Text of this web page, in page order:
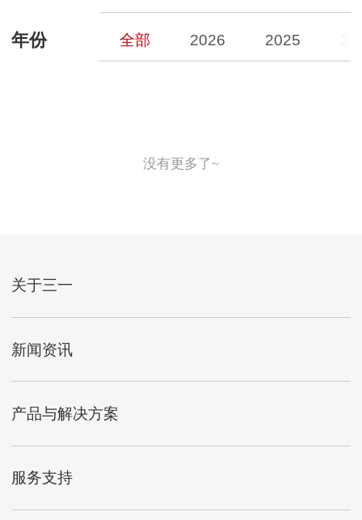
年份 全部 2026 2025
没有更多了~
关于三一
新闻资讯
产品与解决方案
服务支持